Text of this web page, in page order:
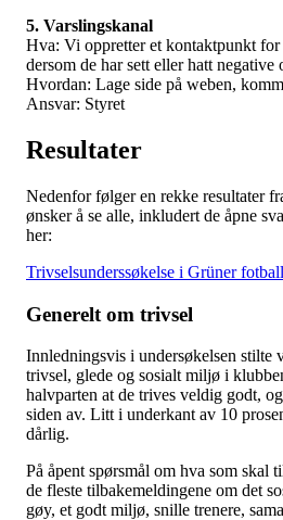
5. Varslingskanal
Hva: Vi oppretter et kontaktpunkt for
dersom de har sett eller hatt negative
Hvordan: Lage side på weben,
Ansvar: Styret
Resultater
Nedenfor følger en rekke resultater
ønsker å se alle, inkludert de åpne
her:
Trivselsunderssøkelse i Grüner
Generelt om trivsel
Innledningsvis i undersøkelsen stilte
trivsel, glede og sosialt miljø i
halvparten at de trives veldig godt,
siden av. Litt i underkant av 10
dårlig.
På åpent spørsmål om hva som skal
de fleste tilbakemeldingene om det
gøy, et godt miljø, snille trenere,